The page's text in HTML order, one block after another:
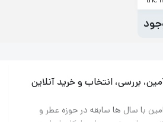
انتخاب و خرید آنلاین
سابقه در حوزه عطر و